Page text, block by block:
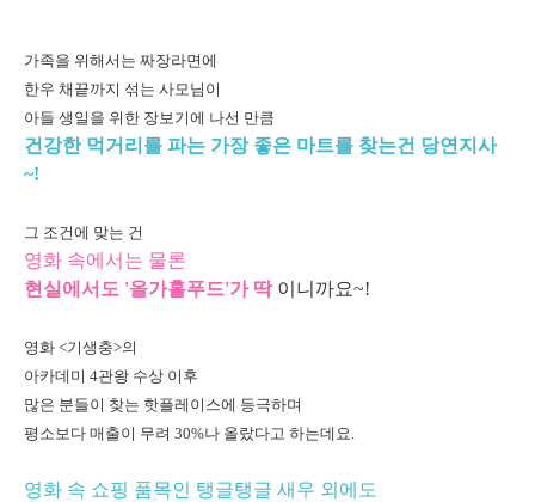
가족을 위해서는 짜장라면에
한우 채끝까지 섞는 사모님이
아들 생일을 위한 장보기에 나선 만큼
건강한 먹거리를 파는 가장 좋은 마트를 찾는건 당연지사
~!
그 조건에 맞는 건
영화 속에서는 물론
현실에서도 '올가홀푸드'가 딱 이니까요~!
영화 <기생충>의
아카데미 4관왕 수상 이후
많은 분들이 찾는 핫플레이스에 등극하며
평소보다 매출이 무려 30%나 올랐다고 하는데요.
영화 속 쇼핑 품목인 탱글탱글 새우 외에도